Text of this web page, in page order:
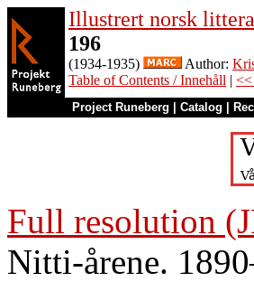
Illustrert norsk
196
(1934-1935) Author:
Table of Contents / Innehåll | <<
Project Runeberg Catalog
Full resolution
Nitti-årene.